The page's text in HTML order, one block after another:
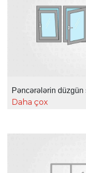
Pəncərələrin
Daha çox